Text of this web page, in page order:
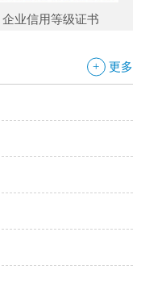
企业信用等级证书
+ 更多